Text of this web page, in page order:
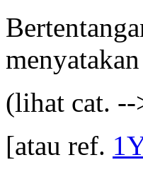
(lihat cat. --
[atau ref.